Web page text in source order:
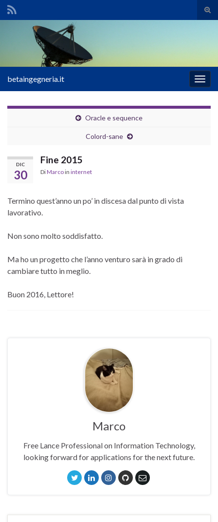
il
Search for:
la
betaingegneria.it
Oracle e sequence
Colord-sane
DIC
30
Fine 2015
DiMarcoin internet
Termino quest’anno un po’ in discesa dal punto di vista
lavorativo.
Non sono molto soddisfatto.
Ma ho un progetto che l’anno venturo sarà in grado di
cambiare tutto in meglio.
Buon 2016, Lettore!
Marco
Free Lance Professional on Information Technology,
looking forward for applications for the next future.